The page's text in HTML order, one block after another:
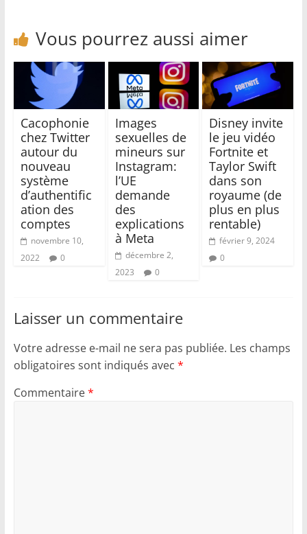
Vous pourrez aussi aimer
Cacophonie
chez Twitter
autour du
nouveau
système
d’authentific
ation des
comptes
novembre 10,
2022
0
Images
sexuelles de
mineurs sur
Instagram:
l’UE
demande
des
explications
à Meta
décembre 2,
2023
0
Disney invite
le jeu vidéo
Fortnite et
Taylor Swift
dans son
royaume (de
plus en plus
rentable)
février 9, 2024
0
Laisser un commentaire
Votre adresse e-mail ne sera pas publiée. Les champs
obligatoires sont indiqués avec *
Commentaire*